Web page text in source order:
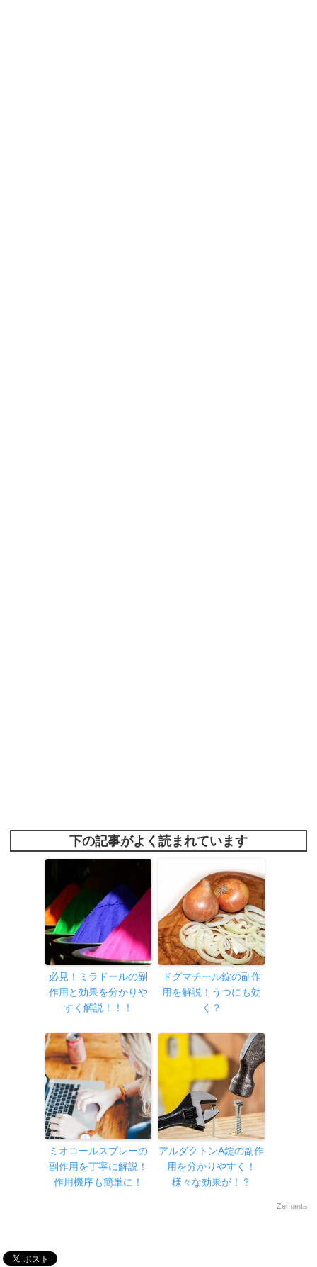
下の記事がよく読まれています
必見！ミラドールの副
作用と効果を分かりや
すく解説！！！
ドグマチール錠の副作
用を解説！うつにも効
く？
ミオコールスプレーの
副作用を丁寧に解説！
作用機序も簡単に！
アルダクトンA錠の副作
用を分かりやすく！
様々な効果が！？
Zemanta